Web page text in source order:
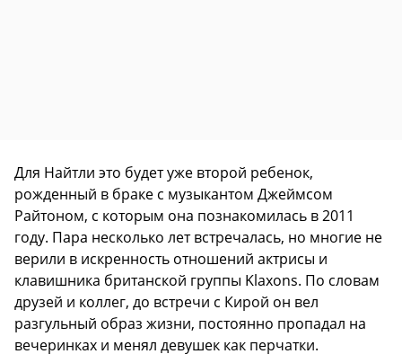
Для Найтли это будет уже второй ребенок,
рожденный в браке с музыкантом Джеймсом
Райтоном, с которым она познакомилась в 2011
году. Пара несколько лет встречалась, но многие не
верили в искренность отношений актрисы и
клавишника британской группы Klaxons. По словам
друзей и коллег, до встречи с Кирой он вел
разгульный образ жизни, постоянно пропадал на
вечеринках и менял девушек как перчатки.